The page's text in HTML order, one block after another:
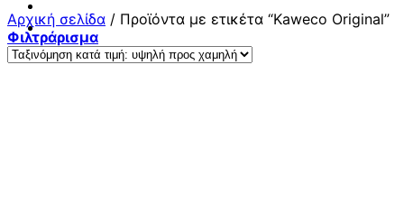
Αρχική σελίδα / Προϊόντα με ετικέτα “Kaweco Original”
Φιλτράρισμα